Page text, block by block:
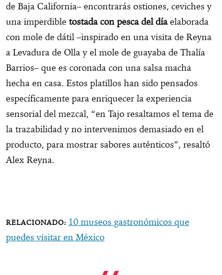
de Baja California– encontrarás ostiones, ceviches y
una imperdible tostada con pesca del díaelaborada
con mole de dátil –inspirado en una visita de Reyna
a Levadura de Olla y el mole de guayaba de Thalía
Barrios– que es coronada con una salsa macha
hecha en casa. Estos platillos han sido pensados
específicamente para enriquecer la experiencia
sensorial del mezcal, “en Tajo resaltamos el tema de
la trazabilidad y no intervenimos demasiado en el
producto, para mostrar sabores auténticos”, resaltó
Alex Reyna.
10 museos gastronómicos que
puedes visitar en México